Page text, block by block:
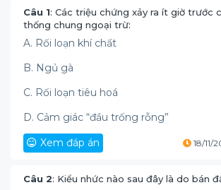
Câu 1: Các triệu chứng xảy ra ít giờ trước
thống chung ngoại trừ:
A. Rối loạn khí chất
B. Ngủ gà
C. Rối loạn tiêu hoá
D. Cảm giác “đầu trống rỗng”
Xem đáp án
18/11/
Câu 2: Kiểu nhức nào sau đây là do bán